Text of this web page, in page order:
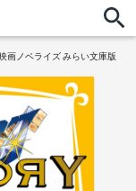
画ノベライズ みらい文庫版